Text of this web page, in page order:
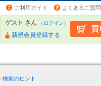
ご利用ガイド よくあるご質問
ゲスト さん （ログイン）
新規会員登録する
検索のヒント